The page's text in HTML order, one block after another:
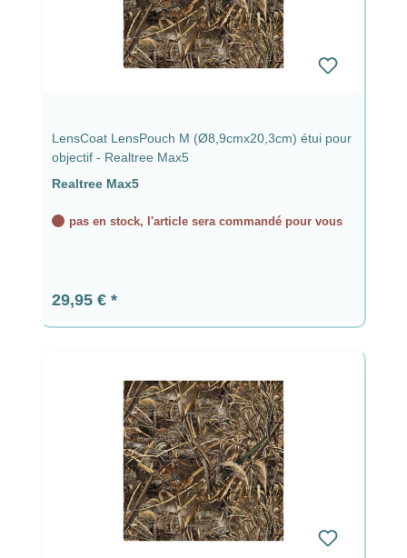
LensCoat LensPouch M (Ø8,9cmx20,3cm) étui pour
objectif - Realtree Max5
Realtree Max5
pas en stock, l'article sera commandé pour vous
Prix régulier :
29,95 €